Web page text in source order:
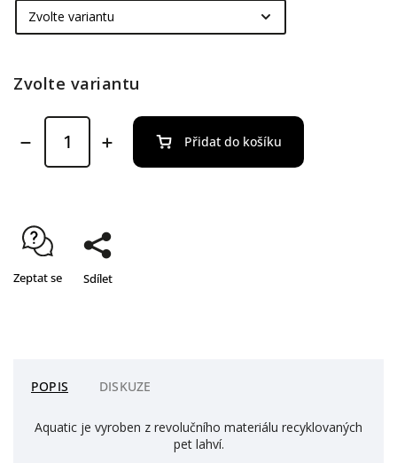
Zvolte variantu
Přidat do košíku
Zeptat se Sdílet
POPIS DISKUZE
Aquatic je vyroben z revolučního materiálu recyklovaných
pet lahví.